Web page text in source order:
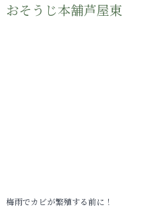
おそうじ本舗芦屋東
梅雨でカビが繁殖する前に！